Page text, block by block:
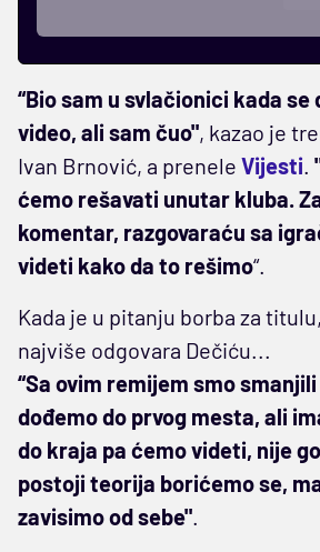
“Bio sam u svlačionici kada
video, ali sam čuo", kazao je
Ivan Brnović, a prenele Vijesti.
ćemo rešavati unutar kluba.
komentar, razgovaraću sa
videti kako da to rešimo“.
Kada je u pitanju borba za
najviše odgovara Dečiću...
“Sa ovim remijem smo
dođemo do prvog mesta, ali
do kraja pa ćemo videti, nije
postoji teorija borićemo se,
zavisimo od sebe".